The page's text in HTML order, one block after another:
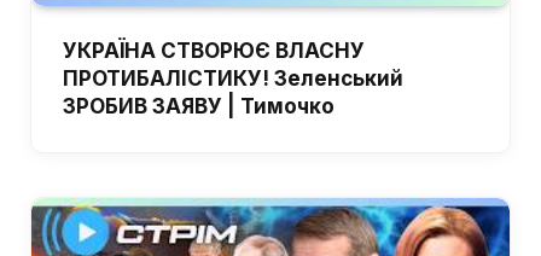
УКРАЇНА СТВОРЮЄ ВЛАСНУ
ПРОТИБАЛІСТИКУ! Зеленський
ЗРОБИВ ЗАЯВУ | Тимочко